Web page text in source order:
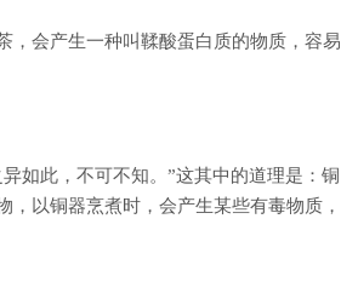
，会产生一种叫鞣酸蛋白质的物质，容易
如此，不可不知。”这其中的道理是：铜
以铜器烹煮时，会产生某些有毒物质，